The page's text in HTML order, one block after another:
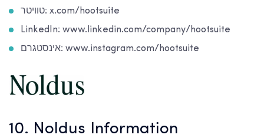
טוויטר: x.com/hootsuite
LinkedIn: www.linkedin.com/company/hootsuite
אינסטגרם: www.instagram.com/hootsuite
10. Noldus Information